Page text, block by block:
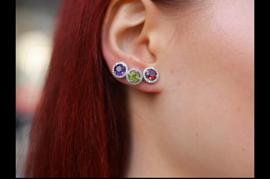
Koleksiyonlar
Küpe
Kolye